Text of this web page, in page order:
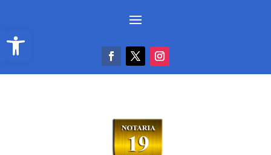
Abrir barra de herramientas